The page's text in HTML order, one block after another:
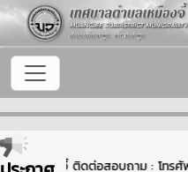
ำบลเหมืองจี้ ติดต่อสอบถาม : โทร